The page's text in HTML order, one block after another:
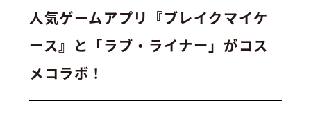
人気ゲームアプリ『ブレイクマイケ
ース』と「ラブ・ライナー」がコス
メコラボ！